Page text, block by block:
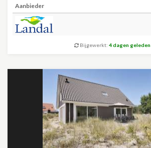
Aanbieder
Bijgewerkt: 4 dagen geleden